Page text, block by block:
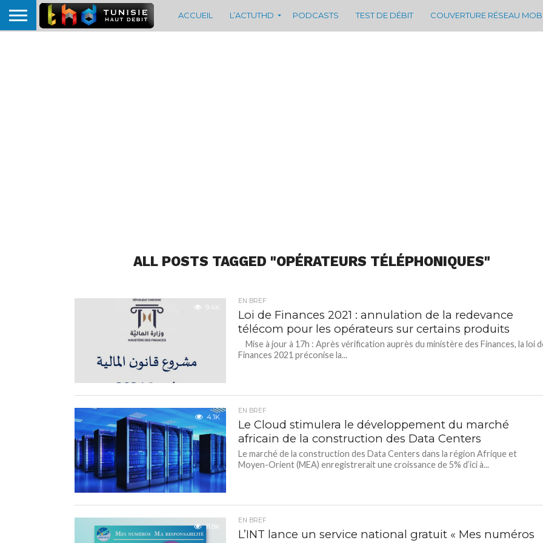
ACCUEIL L’ACTUTHD PODCASTS TEST DE DÉBIT COUVERTURE RÉSEAU
ALL POSTS TAGGED "OPÉRATEURS TÉLÉPHONIQUES"
9.4K
EN BREF
Loi de Finances 2021 : annulation de la redevance
télécom pour les opérateurs sur certains produits
Mise à jour à 17h : Après vérification auprès du ministère des Finances, la loi
Finances 2021 préconise la...
4.1K
EN BREF
Le Cloud stimulera le développement du marché
africain de la construction des Data Centers
Le marché de la construction des Data Centers dans la région Afrique et
Moyen-Orient (MEA) enregistrerait une croissance de 5% d’ici à...
11.8K
EN BREF
L’INT lance un service national gratuit « Mes numéros